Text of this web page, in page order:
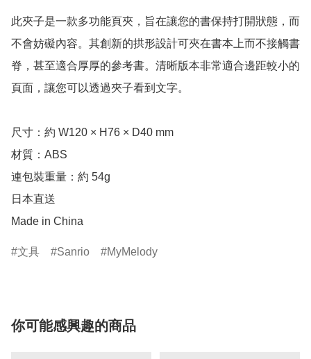
此夾子是一款多功能頁夾，旨在讓您的書保持打開狀態，而
不會妨礙內容。其創新的拱形設計可夾在書本上而不接觸書
脊，甚至適合厚厚的參考書。清晰版本非常適合邊距較小的
頁面，讓您可以透過夾子看到文字。
尺寸：約 W120 × H76 × D40 mm
材質：ABS
連包裝重量：約 54g
日本直送
Made in China
文具 Sanrio MyMelody
你可能感興趣的商品